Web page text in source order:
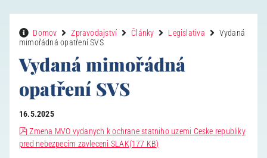
Domov Zpravodajství Články Legislativa
Vydaná
mimořádná opatření SVS
Vydaná mimořádná
opatření SVS
16.5.2025
pdf
Zmena MVO vydanych k ochrane statniho uzemi Ceske republiky
pred nebezpecim zavleceni SLAK(177 KB)